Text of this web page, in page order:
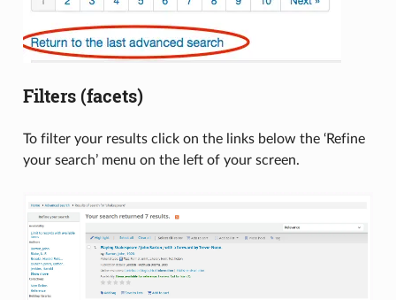
Filters (facets)
To filter your results click on the links below the ‘Refine
your search’ menu on the left of your screen.